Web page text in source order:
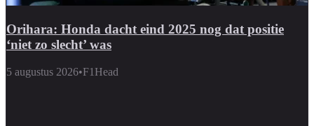
Orihara: Honda dacht eind 2025 nog dat positie
‘niet zo slecht’ was
5 augustus 2026•F1Head